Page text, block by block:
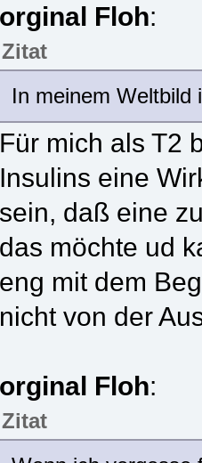
orginal Floh:
Zitat
In meinem Weltbild
Für mich als T2
Insulins eine
sein, daß eine
das möchte ud
eng mit dem
nicht von der
orginal Floh:
Zitat